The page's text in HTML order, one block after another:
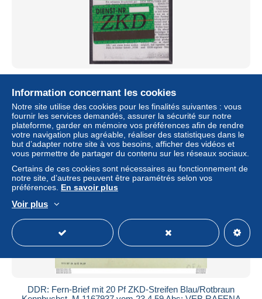
± 17,33 $US
Statut Professionnel
DDR: Fern-Brief mit 20 Pf ZKD-Streifen Blau/Rotbraun
Information concernant les cookies
Notre site utilise des cookies pour les finalités suivantes : vous
fournir les services demandés, assurer la sécurité sur notre
plateforme, garder en mémoire vos préférences afin de rendre
votre navigation plus agréable, réaliser des statistiques dans le
but d’adapter notre site à vos besoins, afficher des vidéos et
vous permettre de partager du contenu sur les réseaux sociaux.
Certains de ces cookies sont nécessaires au fonctionnement de
notre site, d’autres peuvent être paramétrés selon vos
préférences. En savoir plus
Voir plus